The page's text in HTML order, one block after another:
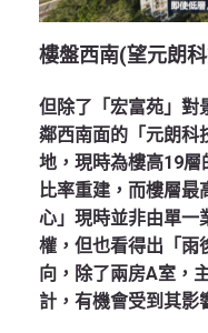
樓盤西南(望元朗
但除了「宏富苑」對
鄰西南面的「元朗科
地，現時為樓高19
比率重建，而樓層最
心」現時並非由單一
權，但也看得出「雨
向，除了兩房A室，
計，有機會受到其影